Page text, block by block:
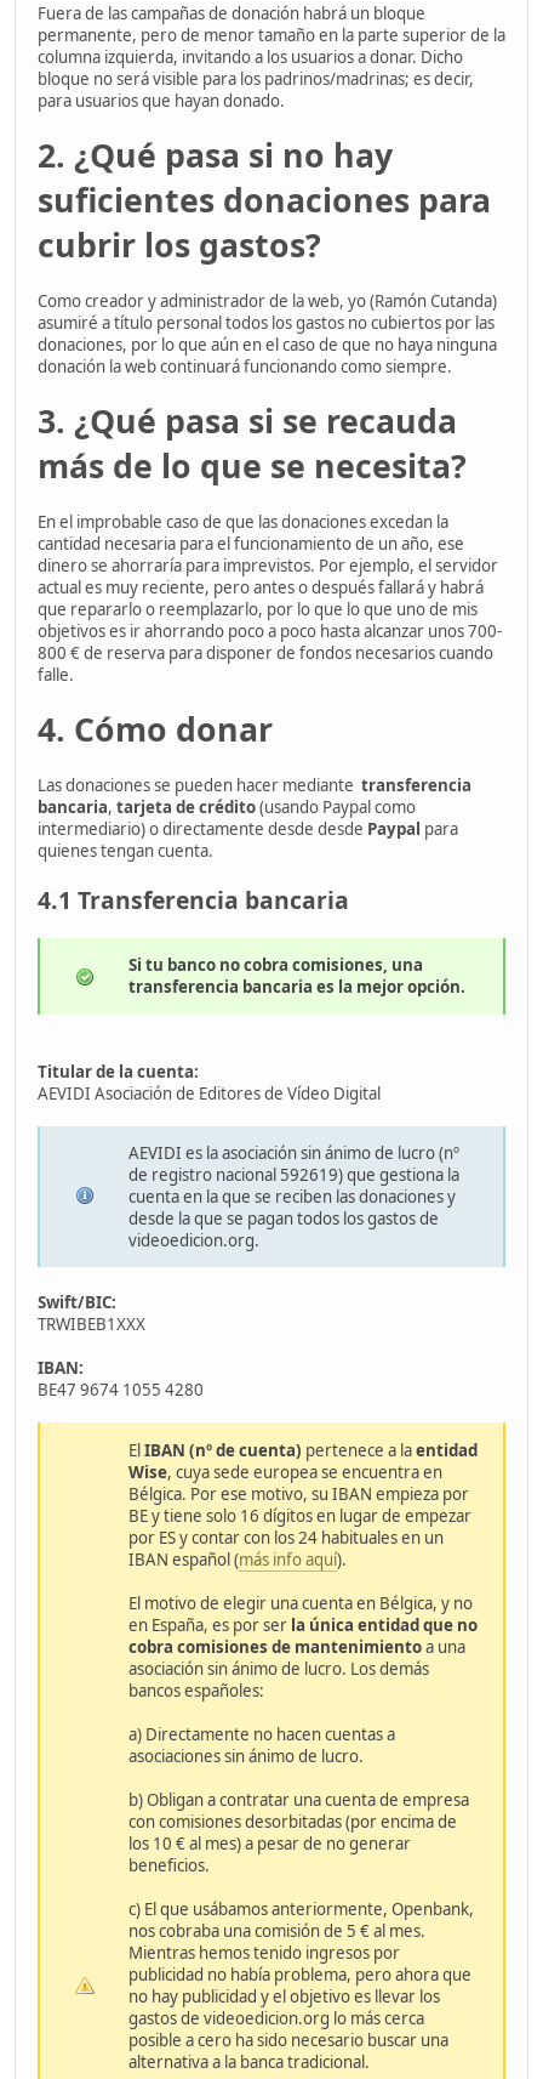
Fuera de las campañas de donación habrá un bloque
permanente, pero de menor tamaño en la parte superior de la
columna izquierda, invitando a los usuarios a donar. Dicho
bloque no será visible para los padrinos/madrinas; es decir,
para usuarios que hayan donado.
2. ¿Qué pasa si no hay
suficientes donaciones para
cubrir los gastos?
Como creador y administrador de la web, yo (Ramón Cutanda)
asumiré a título personal todos los gastos no cubiertos por las
donaciones, por lo que aún en el caso de que no haya ninguna
donación la web continuará funcionando como siempre.
3. ¿Qué pasa si se recauda
más de lo que se necesita?
En el improbable caso de que las donaciones excedan la
cantidad necesaria para el funcionamiento de un año, ese
dinero se ahorraría para imprevistos. Por ejemplo, el servidor
actual es muy reciente, pero antes o después fallará y habrá
que repararlo o reemplazarlo, por lo que lo que uno de mis
objetivos es ir ahorrando poco a poco hasta alcanzar unos 700-
800 € de reserva para disponer de fondos necesarios cuando
falle.
4. Cómo donar
Las donaciones se pueden hacer mediante transferencia
bancaria, tarjeta de crédito(usando Paypal como
intermediario) o directamente desde desde Paypal para
quienes tengan cuenta.
4.1 Transferencia bancaria
Si tu banco no cobra comisiones, una
transferencia bancaria es la mejor opción.
Titular de la cuenta:
AEVIDI Asociación de Editores de Vídeo Digital
AEVIDI es la asociación sin ánimo de lucro (nº
de registro nacional 592619) que gestiona la
cuenta en la que se reciben las donaciones y
desde la que se pagan todos los gastos de
videoedicion.org.
Swift/BIC:
TRWIBEB1XXX
IBAN:
BE47 9674 1055 4280
ElIBAN (nº de cuenta) pertenece a laentidad
Wise, cuya sede europea se encuentra en
Bélgica. Por ese motivo, su IBAN empieza por
BE y tiene solo 16 dígitos en lugar de empezar
por ES y contar con los 24 habituales en un
IBAN español (más info aquí).
El motivo de elegir una cuenta en Bélgica, y no
en España, es por ser la única entidad que no
cobra comisiones de mantenimientoa una
asociación sin ánimo de lucro. Los demás
bancos españoles:
a) Directamente no hacen cuentas a
asociaciones sin ánimo de lucro.
b) Obligan a contratar una cuenta de empresa
con comisiones desorbitadas (por encima de
los 10 € al mes) a pesar de no generar
beneficios.
c) El que usábamos anteriormente, Openbank,
nos cobraba una comisión de 5 € al mes.
Mientras hemos tenido ingresos por
publicidad no había problema, pero ahora que
no hay publicidad y el objetivo es llevar los
gastos de videoedicion.org lo más cerca
posible a cero ha sido necesario buscar una
alternativa a la banca tradicional.